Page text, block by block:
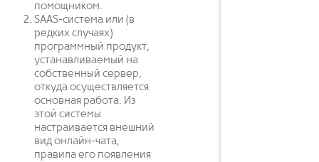
помощником.
SAAS-система или (в
редких случаях)
программный продукт,
устанавливаемый на
собственный сервер,
откуда осуществляется
основная работа. Из
этой системы
настраивается внешний
вид онлайн-чата,
правила его появления